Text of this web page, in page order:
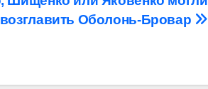
возглавить Оболонь-Бровар